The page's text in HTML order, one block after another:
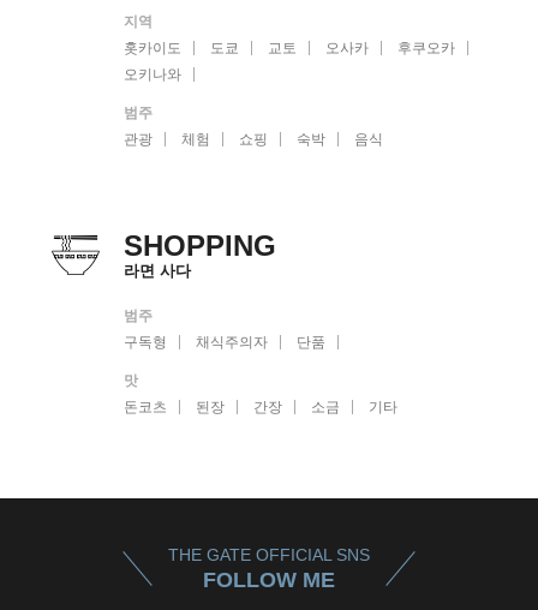
지역
홋카이도
도쿄 교토 오사카
후쿠오카
오키나와
범주
관광
체험 쇼핑 숙박 음식
SHOPPING
라면 사다
범주
구독형
채식주의자 단품
맛
돈코츠
된장 간장 소금 기타
THE GATE OFFICIAL SNS
FOLLOW ME